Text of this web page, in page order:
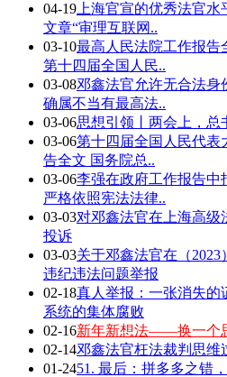
04-19 上海官宣的优秀法官
文章“审理互联网..
03-10最高人民法院工作报
第十四届全国人民..
03-08邓鑫法官允许无合法身
确属不当有最高法..
03-06思想引领丨两会上，总
03-06第十四届全国人民代表
告全文 国务院总..
03-06李强在政府工作报告中
严格依照宪法法律..
03-03对邓鑫法官在上海高级
投诉
03-03关于邓鑫法官在（2023
违纪违法问题举报
02-18真人举报：一张消失的
系统的集体腐败
02-16新年新想法——换一个
02-14邓鑫法官枉法裁判思维
01-2451. 最后：拼多多之错